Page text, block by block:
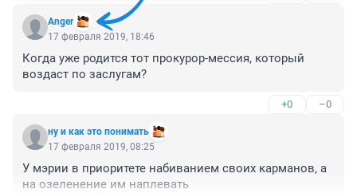
около озера,очень жаль,что на Юго-Западном нет
нормального депутата,который бы отстаивал
интересы людей,которые за него годосовали.
Anger
17 февраля 2019, 18:46
Когда уже родится тот прокурор-мессия, который
воздаст по заслугам?
+0 –0
ну и как это понимать
17 февраля 2019, 08:25
У мэрии в приоритете набиванием своих карманов, а
на озеленение им наплевать